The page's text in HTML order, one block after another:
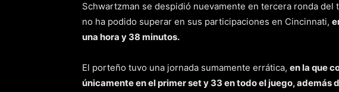
Schwartzman se despidió nuevamente en tercera ronda del
no ha podido superar en sus participaciones en Cincinnati,
una hora y 38 minutos.
El porteño tuvo una jornada sumamente errática, en la que
únicamente en el primer set y 33 en todo el juego, además